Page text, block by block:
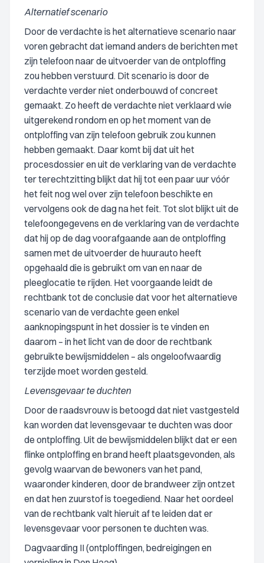
Alternatief scenario
Door de verdachte is het alternatieve scenario naar
voren gebracht dat iemand anders de berichten met
zijn telefoon naar de uitvoerder van de ontploffing
zou hebben verstuurd. Dit scenario is door de
verdachte verder niet onderbouwd of concreet
gemaakt. Zo heeft de verdachte niet verklaard wie
uitgerekend rondom en op het moment van de
ontploffing van zijn telefoon gebruik zou kunnen
hebben gemaakt. Daar komt bij dat uit het
procesdossier en uit de verklaring van de verdachte
ter terechtzitting blijkt dat hij tot een paar uur vóór
het feit nog wel over zijn telefoon beschikte en
vervolgens ook de dag na het feit. Tot slot blijkt uit de
telefoongegevens en de verklaring van de verdachte
dat hij op de dag voorafgaande aan de ontploffing
samen met de uitvoerder de huurauto heeft
opgehaald die is gebruikt om van en naar de
pleeglocatie te rijden. Het voorgaande leidt de
rechtbank tot de conclusie dat voor het alternatieve
scenario van de verdachte geen enkel
aanknopingspunt in het dossier is te vinden en
daarom – in het licht van de door de rechtbank
gebruikte bewijsmiddelen – als ongeloofwaardig
terzijde moet worden gesteld.
Levensgevaar te duchten
Door de raadsvrouw is betoogd dat niet vastgesteld
kan worden dat levensgevaar te duchten was door
de ontploffing. Uit de bewijsmiddelen blijkt dat er een
flinke ontploffing en brand heeft plaatsgevonden, als
gevolg waarvan de bewoners van het pand,
waaronder kinderen, door de brandweer zijn ontzet
en dat hen zuurstof is toegediend. Naar het oordeel
van de rechtbank valt hieruit af te leiden dat er
levensgevaar voor personen te duchten was.
Dagvaarding II (ontploffingen, bedreigingen en